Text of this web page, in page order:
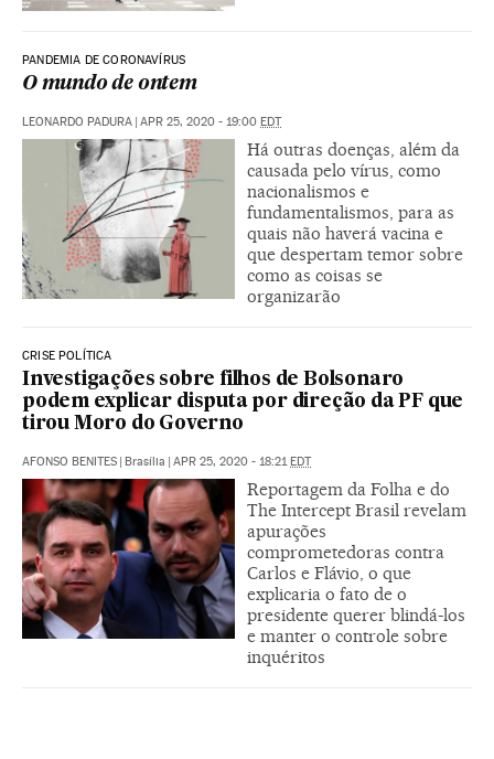
PANDEMIA DE CORONAVÍRUS
O mundo de ontem
LEONARDO PADURA APR 25, 2020 - 19:00 EDT
Há outras doenças, além da
causada pelo vírus, como
nacionalismos e
fundamentalismos, para as
quais não haverá vacina e
que despertam temor sobre
como as coisas se
organizarão
CRISE POLÍTICA
Investigações sobre filhos de Bolsonaro
podem explicar disputa por direção da PF que
tirou Moro do Governo
AFONSO BENITES Brasília APR 25, 2020 - 18:21 EDT
Reportagem da Folha e do
The Intercept Brasil revelam
apurações
comprometedoras contra
Carlos e Flávio, o que
explicaria o fato de o
presidente querer blindá-los
e manter o controle sobre
inquéritos